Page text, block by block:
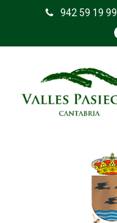
942 59 19 99